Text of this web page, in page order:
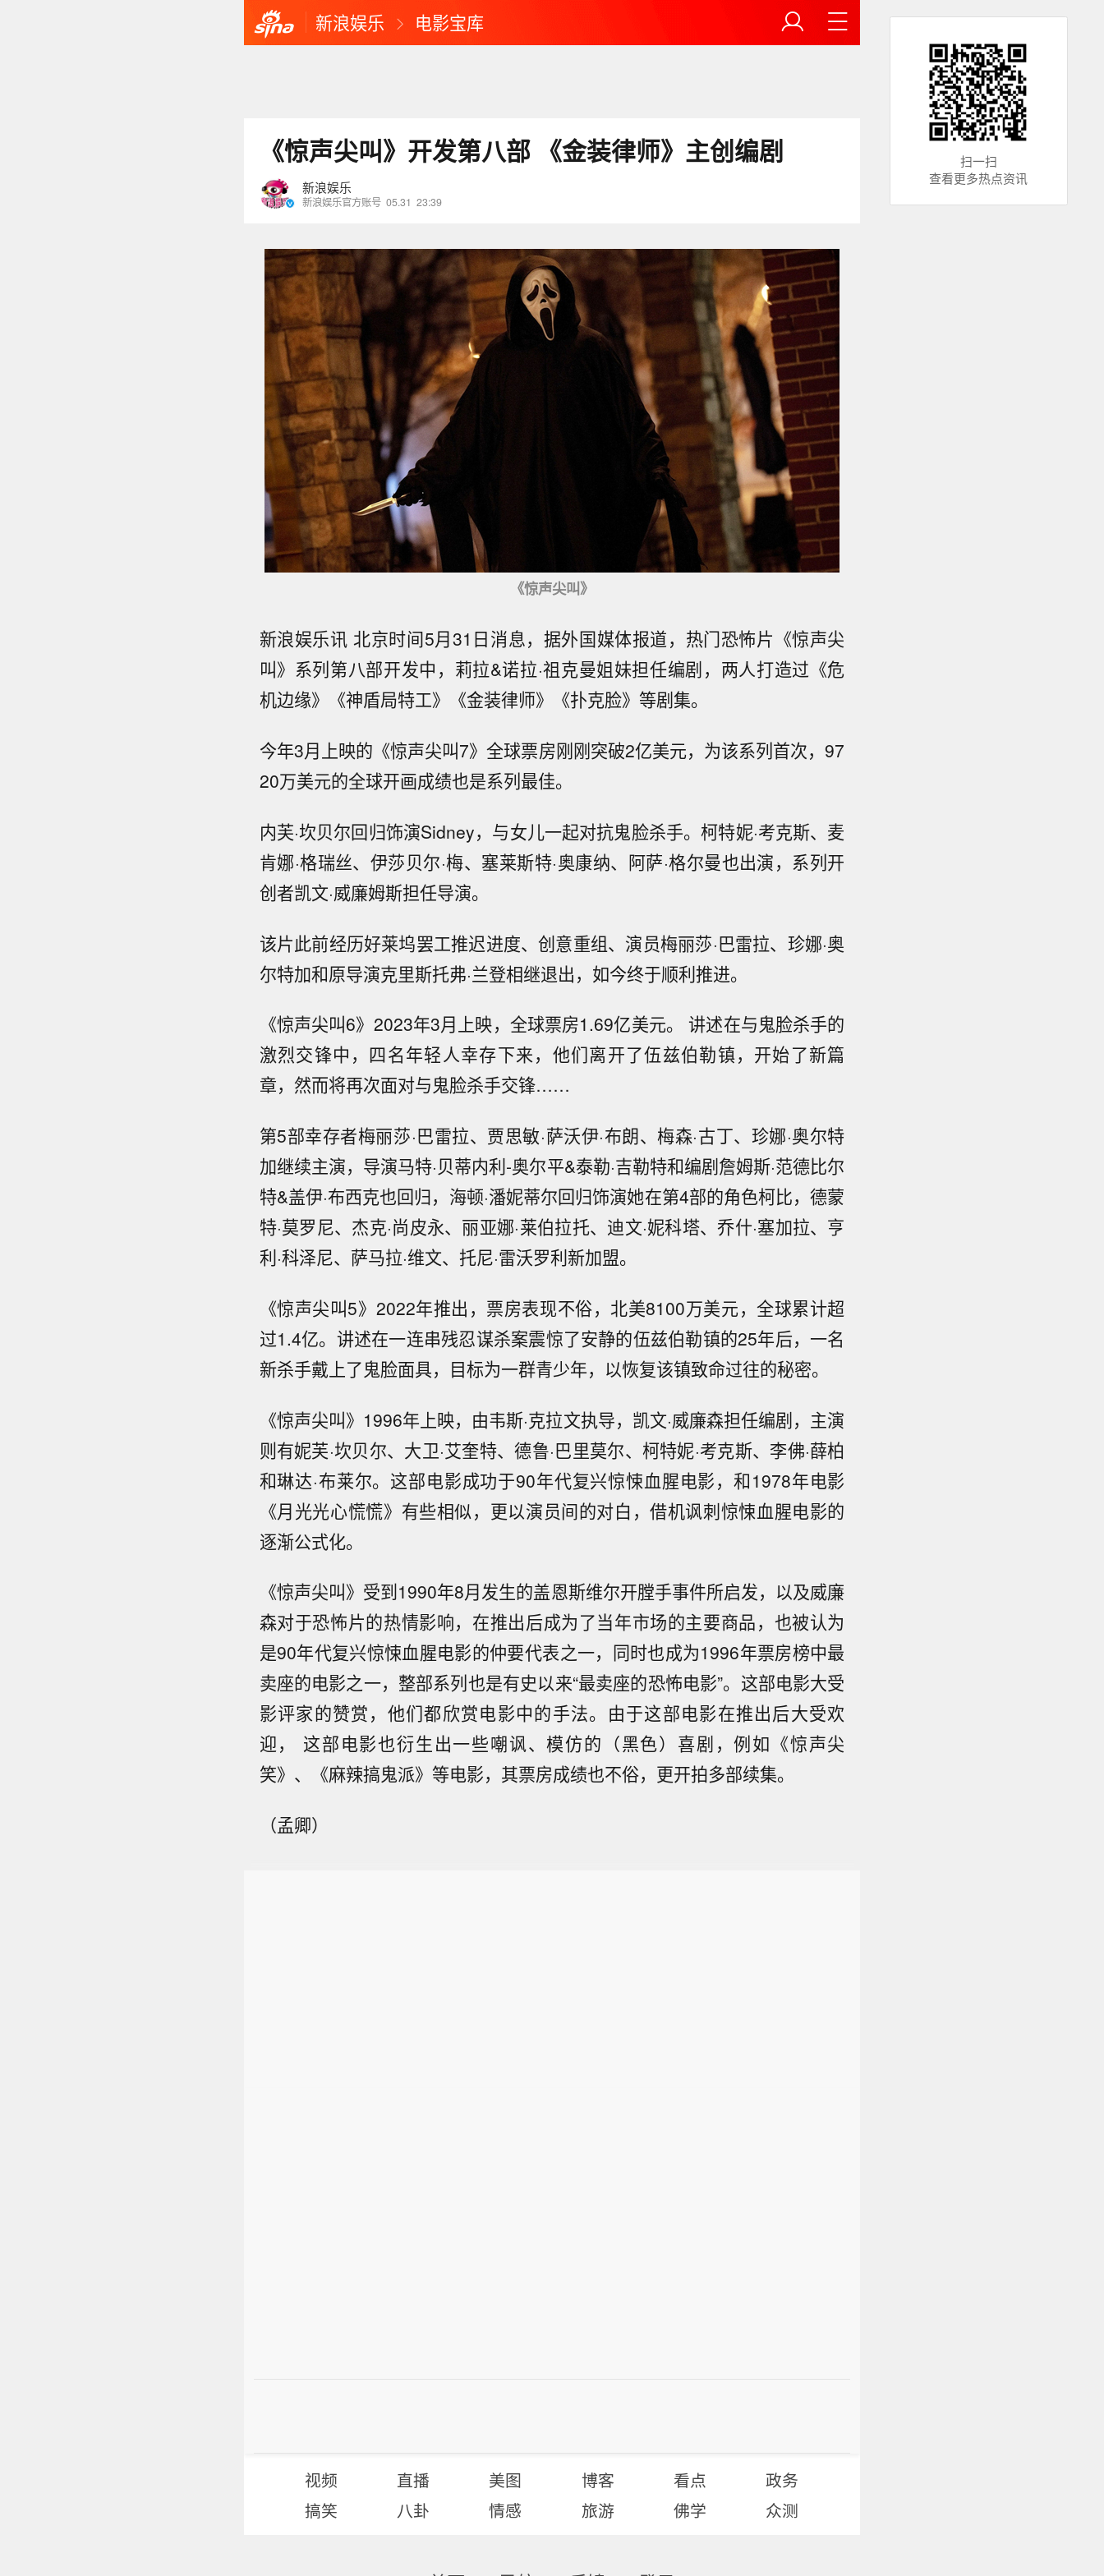
新浪娱乐 电影宝库
《惊声尖叫》开发第八部 《金装律师》主创编剧
新浪娱乐
新浪娱乐官方账号 05.31 23:39
《惊声尖叫》
新浪娱乐讯 北京时间5月31日消息，据外国媒体报道，热门恐怖片《惊声尖
叫》系列第八部开发中，莉拉&诺拉·祖克曼姐妹担任编剧，两人打造过《危
机边缘》《神盾局特工》《金装律师》《扑克脸》等剧集。
今年3月上映的《惊声尖叫7》全球票房刚刚突破2亿美元，为该系列首次，97
20万美元的全球开画成绩也是系列最佳。
内芙·坎贝尔回归饰演Sidney，与女儿一起对抗鬼脸杀手。柯特妮·考克斯、麦
肯娜·格瑞丝、伊莎贝尔·梅、塞莱斯特·奥康纳、阿萨·格尔曼也出演，系列开
创者凯文·威廉姆斯担任导演。
该片此前经历好莱坞罢工推迟进度、创意重组、演员梅丽莎·巴雷拉、珍娜·奥
尔特加和原导演克里斯托弗·兰登相继退出，如今终于顺利推进。
《惊声尖叫6》2023年3月上映，全球票房1.69亿美元。 讲述在与鬼脸杀手的
激烈交锋中，四名年轻人幸存下来，他们离开了伍兹伯勒镇，开始了新篇
章，然而将再次面对与鬼脸杀手交锋……
第5部幸存者梅丽莎·巴雷拉、贾思敏·萨沃伊·布朗、梅森·古丁、珍娜·奥尔特
加继续主演，导演马特·贝蒂内利-奥尔平&泰勒·吉勒特和编剧詹姆斯·范德比尔
特&盖伊·布西克也回归，海顿·潘妮蒂尔回归饰演她在第4部的角色柯比，德蒙
特·莫罗尼、杰克·尚皮永、丽亚娜·莱伯拉托、迪文·妮科塔、乔什·塞加拉、亨
利·科泽尼、萨马拉·维文、托尼·雷沃罗利新加盟。
《惊声尖叫5》2022年推出，票房表现不俗，北美8100万美元，全球累计超
过1.4亿。讲述在一连串残忍谋杀案震惊了安静的伍兹伯勒镇的25年后，一名
新杀手戴上了鬼脸面具，目标为一群青少年，以恢复该镇致命过往的秘密。
《惊声尖叫》1996年上映，由韦斯·克拉文执导，凯文·威廉森担任编剧，主演
则有妮芙·坎贝尔、大卫·艾奎特、德鲁·巴里莫尔、柯特妮·考克斯、李佛·薛柏
和琳达·布莱尔。这部电影成功于90年代复兴惊悚血腥电影，和1978年电影
《月光光心慌慌》有些相似，更以演员间的对白，借机讽刺惊悚血腥电影的
逐渐公式化。
《惊声尖叫》受到1990年8月发生的盖恩斯维尔开膛手事件所启发，以及威廉
森对于恐怖片的热情影响，在推出后成为了当年市场的主要商品，也被认为
是90年代复兴惊悚血腥电影的仲要代表之一，同时也成为1996年票房榜中最
卖座的电影之一，整部系列也是有史以来“最卖座的恐怖电影”。这部电影大受
影评家的赞赏，他们都欣赏电影中的手法。由于这部电影在推出后大受欢
迎， 这部电影也衍生出一些嘲讽、模仿的（黑色）喜剧，例如《惊声尖
笑》、《麻辣搞鬼派》等电影，其票房成绩也不俗，更开拍多部续集。
（孟卿）
视频 直播 美图 博客 看点
政务
搞笑
八卦 情感 旅游 佛学 众测
扫一扫
查看更多热点资讯